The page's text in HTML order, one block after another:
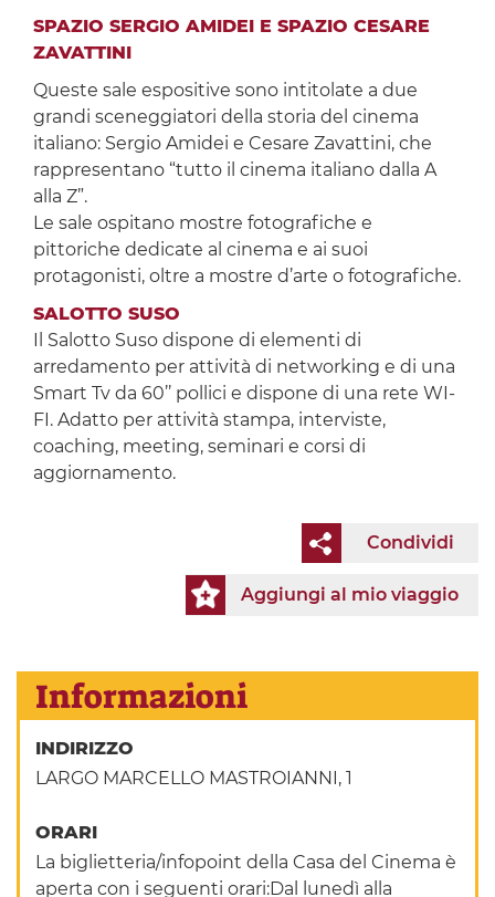
SPAZIO SERGIO AMIDEI E SPAZIO CESARE
ZAVATTINI
Queste sale espositive sono intitolate a due
grandi sceneggiatori della storia del cinema
italiano: Sergio Amidei e Cesare Zavattini, che
rappresentano “tutto il cinema italiano dalla A
alla Z”.
Le sale ospitano mostre fotografiche e
pittoriche dedicate al cinema e ai suoi
protagonisti, oltre a mostre d’arte o fotografiche.
SALOTTO SUSO
Il Salotto Suso dispone di elementi di
arredamento per attività di networking e di una
Smart Tv da 60’’ pollici e dispone di una rete WI-
FI. Adatto per attività stampa, interviste,
coaching, meeting, seminari e corsi di
aggiornamento.
Condividi
Aggiungi al mio viaggio
Informazioni
INDIRIZZO
LARGO MARCELLO MASTROIANNI, 1
ORARI
La biglietteria/infopoint della Casa del Cinema è
aperta con i seguenti orari:Dal lunedì alla